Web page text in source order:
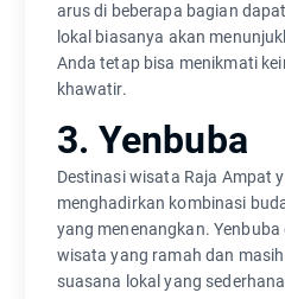
arus di beberapa bagian
lokal biasanya akan
Anda tetap bisa menikmati
khawatir.
3. Yenbuba
Destinasi wisata Raja Ampat
menghadirkan kombinasi
yang menenangkan.
wisata yang ramah dan
suasana lokal yang